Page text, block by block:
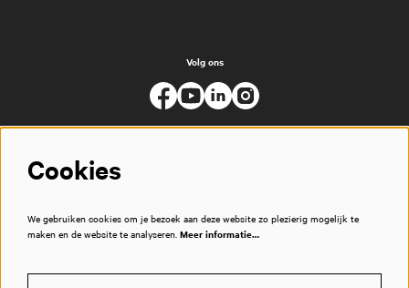
Volg ons
Cookies
We gebruiken cookies om je bezoek aan deze website zo plezierig mogelijk te
maken en de website te analyseren. Meer informatie…